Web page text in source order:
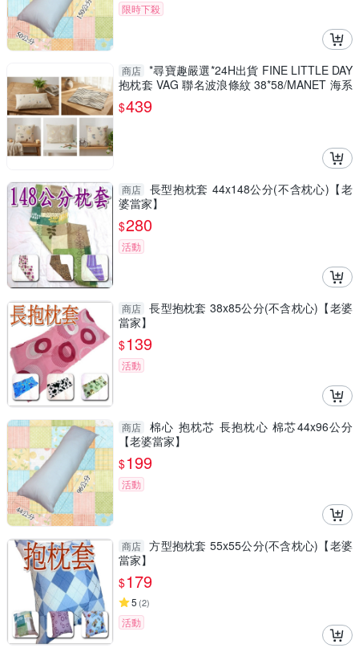
限時下殺
商店 *尋寶趣嚴選*24H出貨 FINE LITTLE DAY
抱枕套 VAG 聯名波浪條紋 38*58/MANET 海系
列水母刺繡 /小人刺繡 40*60/
$439
商店
長型抱枕套 44x148公分(不含枕心)【老
婆當家】
$280
活動
商店 長型抱枕套 38x85公分(不含枕心)【老婆
當家】
$139
活動
商店
棉心 抱枕芯 長抱枕心 棉芯44x96公分
【老婆當家】
$199
活動
商店 方型抱枕套 55x55公分(不含枕心)【老婆
當家】
$179
5 (2)
活動